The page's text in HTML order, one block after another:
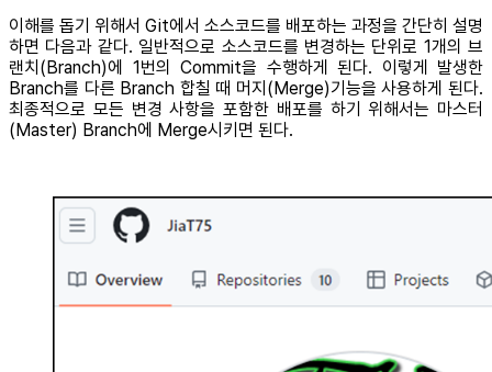
이해를 돕기 위해서 Git에서 소스코드를 배포하는 과정을 간단히 설명
하면 다음과 같다. 일반적으로 소스코드를 변경하는 단위로 1개의 브
랜치(Branch)에 1번의 Commit을 수행하게 된다. 이렇게 발생한
Branch를 다른 Branch 합칠 때 머지(Merge)기능을 사용하게 된다.
최종적으로 모든 변경 사항을 포함한 배포를 하기 위해서는 마스터
(Master) Branch에 Merge시키면 된다.